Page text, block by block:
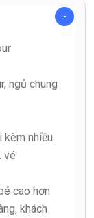
ngủ chung
kèm nhiều
vé
cao hơn
khách